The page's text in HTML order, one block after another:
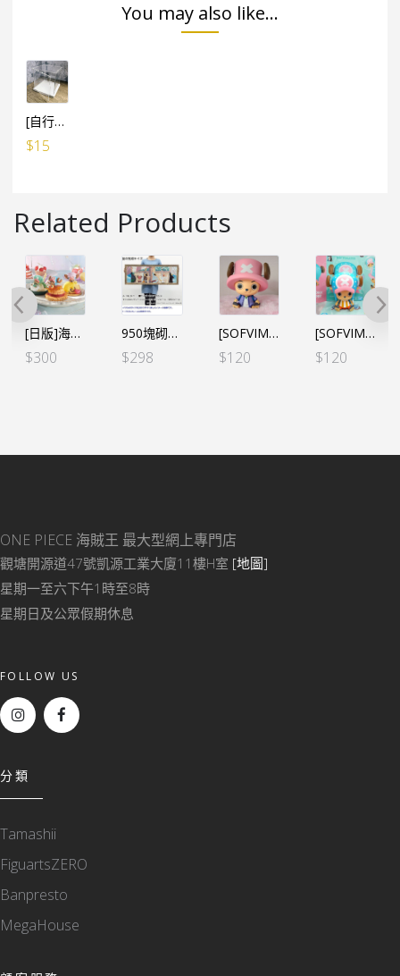
You may also like...
[自行組裝] WCF LOG / 食玩 ／ 景品 多用途防塵展示盒 (設活動門) 10cm高x10cm闊x10cm深
$15
Related Products
[日版]海賊王 Paldolce collection vol.1 3款SET
$300
950塊砌圖 夥伴的記號 (日版)
$298
[SOFVIMATES] 海賊王 索柏 阿拉巴斯坦王國ver.～（行）
$120
[SOFVIMATES] 海賊王 索柏 魚人島ver. (行)
$120
ONE PIECE 海賊王 最大型網上專門店
觀塘開源道47號凱源工業大廈11樓H室 [地圖]
星期一至六下午1時至8時
星期日及公眾假期休息
FOLLOW US
分類
Tamashii
FiguartsZERO
Banpresto
MegaHouse